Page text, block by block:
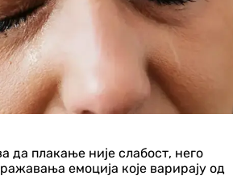
да плакање није слабост, него
емоција које варирају од